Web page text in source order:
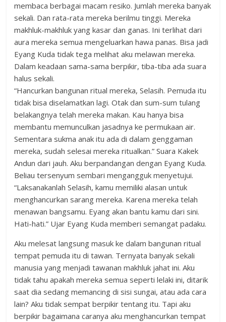
membaca berbagai macam resiko. Jumlah mereka banyak
sekali. Dan rata-rata mereka berilmu tinggi. Mereka
makhluk-makhluk yang kasar dan ganas. Ini terlihat dari
aura mereka semua mengeluarkan hawa panas. Bisa jadi
Eyang Kuda tidak tega melihat aku melawan mereka.
Dalam keadaan sama-sama berpikir, tiba-tiba ada suara
halus sekali.
“Hancurkan bangunan ritual mereka, Selasih. Pemuda itu
tidak bisa diselamatkan lagi. Otak dan sum-sum tulang
belakangnya telah mereka makan. Kau hanya bisa
membantu memunculkan jasadnya ke permukaan air.
Sementara sukma anak itu ada di dalam genggaman
mereka, sudah selesai mereka ritualkan.” Suara Kakek
Andun dari jauh. Aku berpandangan dengan Eyang Kuda.
Beliau tersenyum sembari mengangguk menyetujui.
“Laksanakanlah Selasih, kamu memiliki alasan untuk
menghancurkan sarang mereka. Karena mereka telah
menawan bangsamu. Eyang akan bantu kamu dari sini.
Hati-hati.” Ujar Eyang Kuda memberi semangat padaku.
Aku melesat langsung masuk ke dalam bangunan ritual
tempat pemuda itu di tawan. Ternyata banyak sekali
manusia yang menjadi tawanan makhluk jahat ini. Aku
tidak tahu apakah mereka semua seperti lelaki ini, ditarik
saat dia sedang memancing di sisi sungai, atau ada cara
lain? Aku tidak sempat berpikir tentang itu. Tapi aku
berpikir bagaimana caranya aku menghancurkan tempat